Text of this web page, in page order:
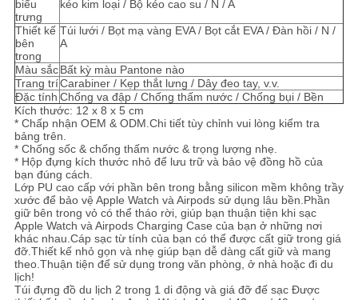
biểu
trưng
kéo kim loại / Bộ kéo cao su / N / A
Thiết kế
bên
trong
Túi lưới / Bọt mạ vàng EVA / Bọt cắt EVA / Đàn hồi / N /
A
Màu sắcBất kỳ màu Pantone nào
Trang tríCarabiner / Kẹp thắt lưng / Dây đeo tay, v.v.
Đặc tính Chống va đập / Chống thấm nước / Chống bụi / Bền
Kích thước: 12 x 8 x 5 cm
* Chấp nhận OEM & ODM.Chi tiết tùy chỉnh vui lòng kiểm tra
bảng trên.
* Chống sốc & chống thấm nước & trọng lượng nhẹ.
* Hộp đựng kích thước nhỏ để lưu trữ và bảo vệ đồng hồ của
bạn đúng cách.
Lớp PU cao cấp với phần bên trong bằng silicon mềm không trầy
xước để bảo vệ Apple Watch và Airpods sử dụng lâu bền.Phần
giữ bên trong vỏ có thể tháo rời, giúp bạn thuận tiện khi sạc
Apple Watch và Airpods Charging Case của bạn ở những nơi
khác nhau.Cáp sạc từ tính của bạn có thể được cất giữ trong giá
đỡ.Thiết kế nhỏ gọn và nhẹ giúp bạn dễ dàng cất giữ và mang
theo.Thuận tiện để sử dụng trong văn phòng, ở nhà hoặc đi du
lịch!
Túi đựng đồ du lịch 2 trong 1 di động và giá đỡ đế sạc Được